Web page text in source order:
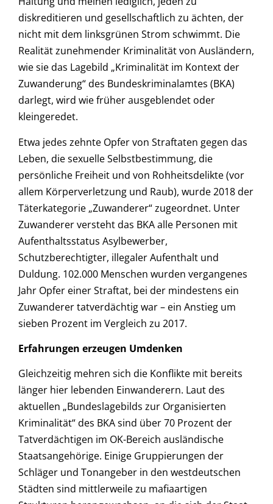
diskreditieren und gesellschaftlich zu ächten, der
nicht mit dem linksgrünen Strom schwimmt. Die
Realität zunehmender Kriminalität von Ausländern,
wie sie das Lagebild „Kriminalität im Kontext der
Zuwanderung“ des Bundeskriminalamtes (BKA)
darlegt, wird wie früher ausgeblendet oder
kleingeredet.
Etwa jedes zehnte Opfer von Straftaten gegen das
Leben, die sexuelle Selbstbestimmung, die
persönliche Freiheit und von Rohheitsdelikte (vor
allem Körperverletzung und Raub), wurde 2018 der
Täterkategorie „Zuwanderer“ zugeordnet. Unter
Zuwanderer versteht das BKA alle Personen mit
Aufenthaltsstatus Asylbewerber,
Schutzberechtigter, illegaler Aufenthalt und
Duldung. 102.000 Menschen wurden vergangenes
Jahr Opfer einer Straftat, bei der mindestens ein
Zuwanderer tatverdächtig war – ein Anstieg um
sieben Prozent im Vergleich zu 2017.
Erfahrungen erzeugen Umdenken
Gleichzeitig mehren sich die Konflikte mit bereits
länger hier lebenden Einwanderern. Laut des
aktuellen „Bundeslagebilds zur Organisierten
Kriminalität“ des BKA sind über 70 Prozent der
Tatverdächtigen im OK-Bereich ausländische
Staatsangehörige. Einige Gruppierungen der
Schläger und Tonangeber in den westdeutschen
Städten sind mittlerweile zu mafiaartigen